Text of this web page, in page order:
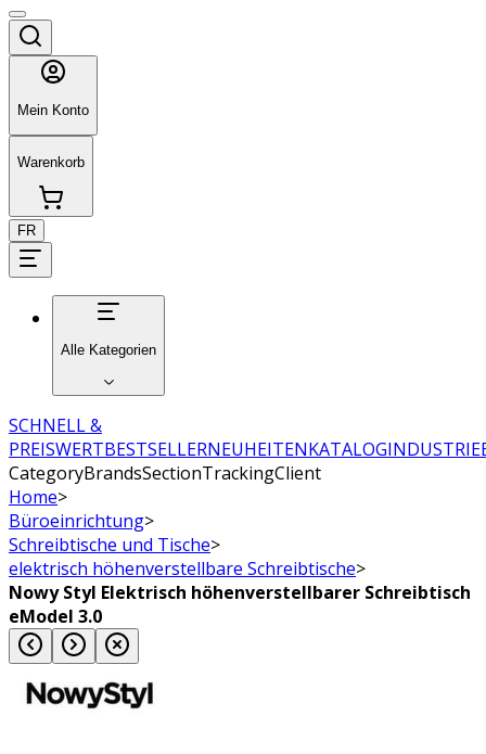
Mein Konto
Warenkorb
FR
Alle Kategorien
SCHNELL &
PREISWERTBESTSELLERNEUHEITENKATALOG
CategoryBrandsSectionTrackingClient
Home>
Büroeinrichtung>
Schreibtische und Tische>
elektrisch höhenverstellbare Schreibtische>
Nowy Styl Elektrisch höhenverstellbarer Schreibtisch
eModel 3.0